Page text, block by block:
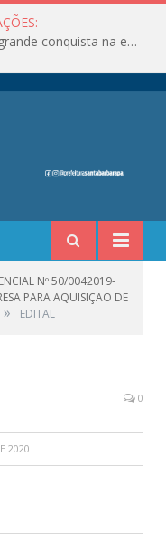
Santa Bárbara do Pará celebra uma grande conquista na educação!
Nº 50/0042019-
PARA AQUISIÇAO DE
» EDITAL
0
2020